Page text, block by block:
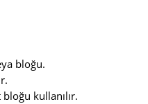
bloğu.
kullanılır.